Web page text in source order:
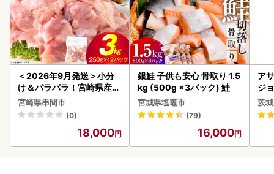
＜2026年9月発送＞小分
け＆パラパラ！宮崎県産鶏
ももカット合計3kg_K043
-009-2609
宮崎県串間市
(0)
18,000
銀鮭 子供も安心 骨取り 1.5
kg (500g ×3パック) 鮭
宮城県塩竈市
(79)
16,000
ア
ジ
(1ケース)
ビ
茨